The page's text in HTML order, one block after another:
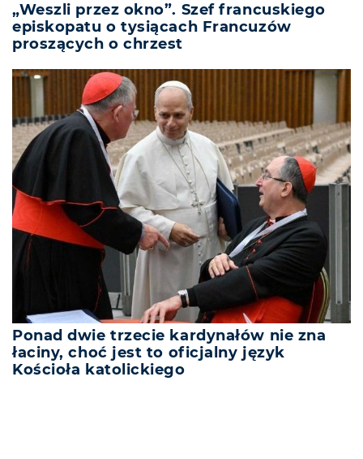
„Weszli przez okno”. Szef francuskiego
episkopatu o tysiącach Francuzów
proszących o chrzest
Ponad dwie trzecie kardynałów nie zna
łaciny, choć jest to oficjalny język
Kościoła katolickiego